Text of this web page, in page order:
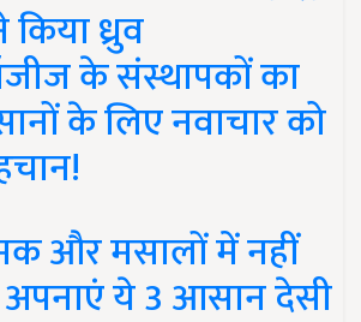
ध्रुव
के संस्थापकों का
के लिए नवाचार को
और मसालों में नहीं
ये 3 आसान देसी